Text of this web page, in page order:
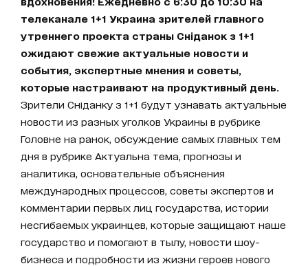
телеканале 1+1 Украина зрителей главного
утреннего проекта страны Сніданок з 1+1
ожидают свежие актуальные новости и
события, экспертные мнения и советы,
которые настраивают на продуктивный день.
Зрители Сніданку з 1+1 будут узнавать актуальные
новости из разных уголков Украины в рубрике
Головне на ранок, обсуждение самых главных тем
дня в рубрике Актуальна тема, прогнозы и
аналитика, основательные объяснения
международных процессов, советы экспертов и
комментарии первых лиц государства, истории
несгибаемых украинцев, которые защищают наше
государство и помогают в тылу, новости шоу-
бизнеса и подробности из жизни героев нового